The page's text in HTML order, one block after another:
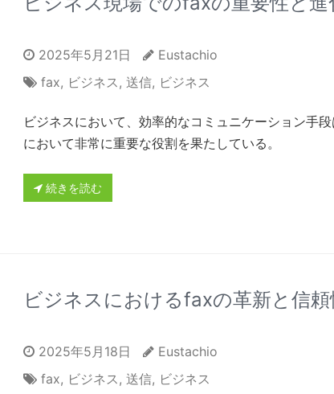
2025年5月21日
Eustachio
fax, ビジネス, 送信, ビジネス
ビジネスにおいて、効率的なコミュニケーション手
において非常に重要な役割を果たしている。
続きを読む
ビジネスにおけるfaxの革新と信頼
2025年5月18日
Eustachio
fax, ビジネス, 送信, ビジネス